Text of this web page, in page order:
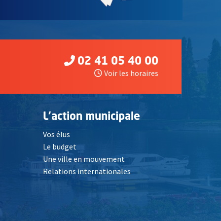
02 41 05 40 00
Voir les horaires
L'action municipale
Vos élus
Le budget
Une ville en mouvement
Relations internationales
Ouvre une nouvelle fenêtre